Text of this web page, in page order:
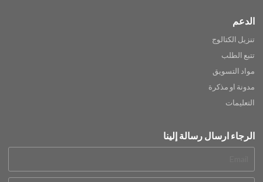
الدعم
تنزيل الكتالوج
تتبع الطلب
مواد التسويق
مدونة او مذكرة
التعليمات
الرجاء ارسال رسالة إلينا